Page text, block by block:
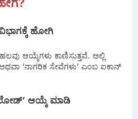
ಹೋಗಿ
ಆಯ್ಕೆಗಳು ಕಾಣಿಸುತ್ತವೆ. ಅಲ್ಲಿ
‘ನಾಗರಿಕ ಸೇವೆಗಳು’ ಎಂಬ ಐಕಾನ್
ಆಯ್ಕೆ ಮಾಡಿ